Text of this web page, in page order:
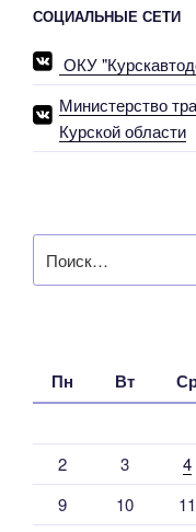
области
ремонт
дороги
Курск-
СОЦИАЛЬНЫЕ СЕТИ
ОКУ
Министерство
Курской области
Пн Вт
2
3 4
9
10 11